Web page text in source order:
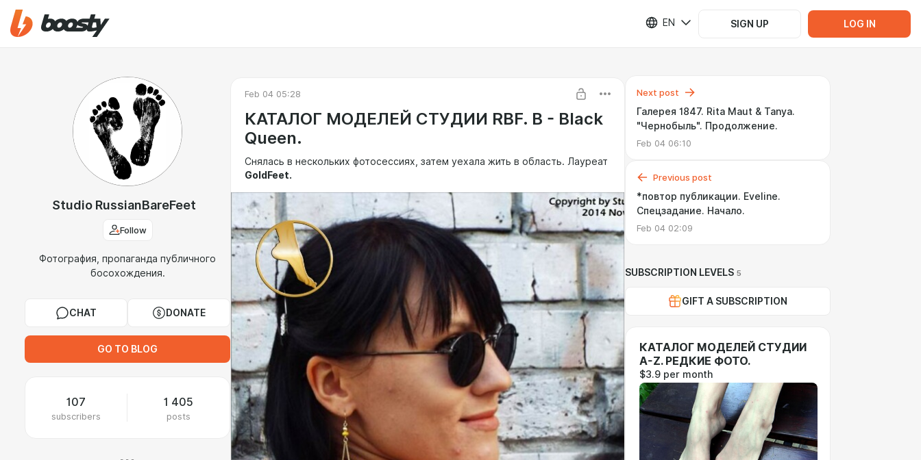
EN SIGN UP LOG IN
Studio RussianBareFeet
Follow
Фотография, пропаганда публичного
босохождения.
CHAT DONATE
GO TO BLOG
107
subscribers
1 405
posts
Feb 04 05:28
КАТАЛОГ МОДЕЛЕЙ СТУДИИ RBF. B - Black
Queen.
Снялась в нескольких фотосессиях, затем уехала жить в область. Лауреат
GoldFeet.
Next post
Галерея 1847. Rita Maut & Tanya.
"Чернобыль". Продолжение.
Feb 04 06:10
Previous post
*повтор публикации. Eveline.
Спецзадание. Начало.
Feb 04 02:09
SUBSCRIPTION LEVELS 5
GIFT A SUBSCRIPTION
КАТАЛОГ МОДЕЛЕЙ СТУДИИ
A-Z. РЕДКИЕ ФОТО.
$3.9 per month